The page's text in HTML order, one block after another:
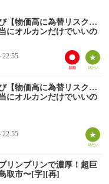
【物価高に為替リスク…
にオルカンだけでいいの
22:55
【物価高に為替リスク…
にオルカンだけでいいの
22:55
リンブリンで濃厚！超巨
取市〜[字][再]